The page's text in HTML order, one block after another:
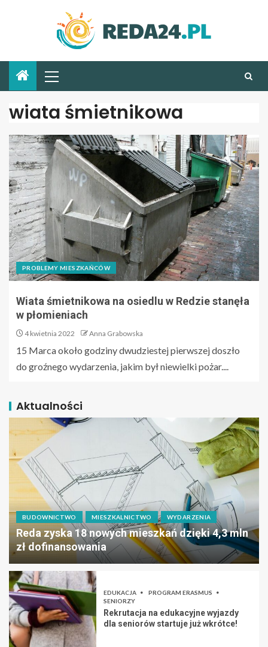
wiata śmietnikowa
PROBLEMY MIESZKAŃCÓW
Wiata śmietnikowa na osiedlu w Redzie stanęła
w płomieniach
4 kwietnia 2022 Anna Grabowska
15 Marca około godziny dwudziestej pierwszej doszło
do groźnego wydarzenia, jakim był niewielki pożar....
Aktualności
BUDOWNICTWO MIESZKALNICTWO WYDARZENIA
Reda zyska 18 nowych mieszkań dzięki 4,3 mln
zł dofinansowania
EDUKACJA
PROGRAM ERASMUS
SENIORZY
Rekrutacja na edukacyjne wyjazdy
dla seniorów startuje już wkrótce!